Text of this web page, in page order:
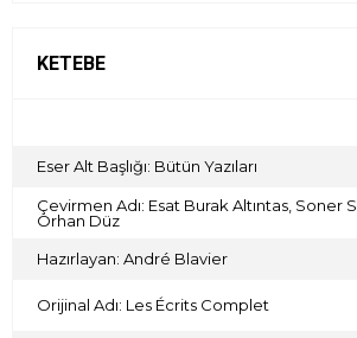
KETEBE
Eser Alt Başlığı: Bütün Yazıları
Çevirmen Adı: Esat Burak Altıntas, Soner
Orhan Düz
Hazırlayan: André Blavier
Orijinal Adı: Les Écrits Complet